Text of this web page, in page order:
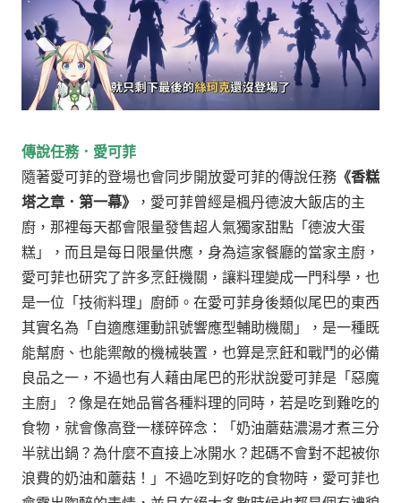
傳說任務．愛可菲
隨著愛可菲的登場也會同步開放愛可菲的傳說任務 《香糕
塔之章．第一幕》
，愛可菲曾經是楓丹德波大飯店的主
廚，那裡每天都會限量發售超人氣獨家甜點「德波大蛋
糕」，而且是每日限量供應，身為這家餐廳的當家主廚，
愛可菲也研究了許多烹飪機關，讓料理變成一門科學，也
是一位「技術料理」廚師。 在愛可菲身後類似尾巴的東西
其實名為「自適應運動訊號響應型輔助機關」，是一種既
能幫廚、也能禦敵的機械裝置，也算是烹飪和戰鬥的必備
良品之一，不過也有人藉由尾巴的形狀說愛可菲是「惡魔
主廚」？ 像是在她品嘗各種料理的同時，若是吃到難吃的
食物，就會像高登一樣碎碎念：「奶油蘑菇濃湯才煮三分
半就出鍋？為什麼不直接上冰開水？起碼不會對不起被你
浪費的奶油和蘑菇！」 不過吃到好吃的食物時，愛可菲也